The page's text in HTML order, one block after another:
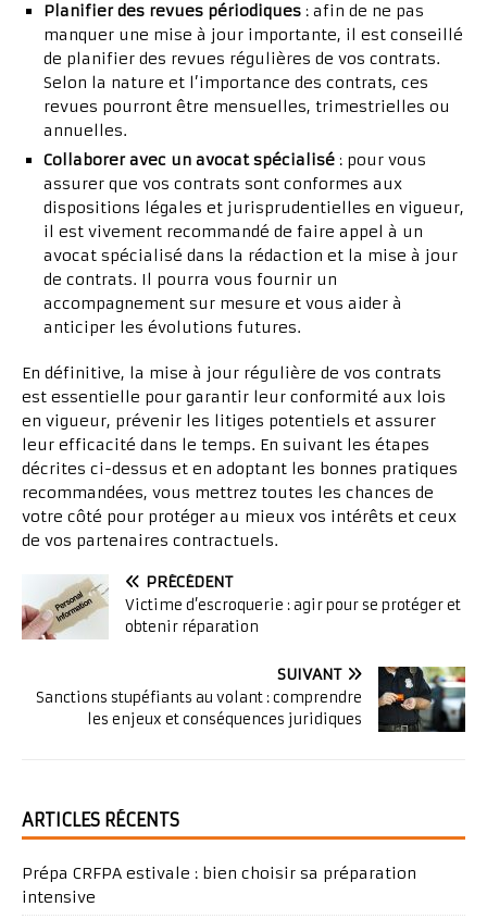
Planifier des revues périodiques : afin de ne pas
manquer une mise à jour importante, il est conseillé
de planifier des revues régulières de vos contrats.
Selon la nature et l’importance des contrats, ces
revues pourront être mensuelles, trimestrielles ou
annuelles.
Collaborer avec un avocat spécialisé : pour vous
assurer que vos contrats sont conformes aux
dispositions légales et jurisprudentielles en vigueur,
il est vivement recommandé de faire appel à un
avocat spécialisé dans la rédaction et la mise à jour
de contrats. Il pourra vous fournir un
accompagnement sur mesure et vous aider à
anticiper les évolutions futures.
En définitive, la mise à jour régulière de vos contrats
est essentielle pour garantir leur conformité aux lois
en vigueur, prévenir les litiges potentiels et assurer
leur efficacité dans le temps. En suivant les étapes
décrites ci-dessus et en adoptant les bonnes pratiques
recommandées, vous mettrez toutes les chances de
votre côté pour protéger au mieux vos intérêts et ceux
de vos partenaires contractuels.
PRÉCÉDENT
Victime d’escroquerie : agir pour se protéger et
obtenir réparation
SUIVANT
Sanctions stupéfiants au volant : comprendre
les enjeux et conséquences juridiques
ARTICLES RÉCENTS
Prépa CRFPA estivale : bien choisir sa préparation
intensive